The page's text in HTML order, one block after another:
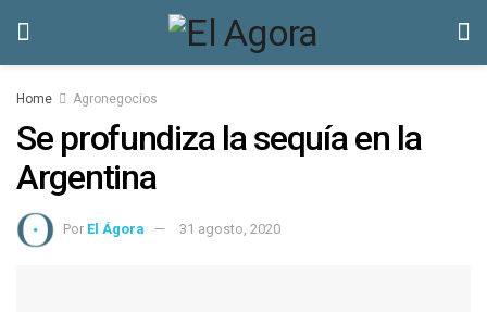
Home Agronegocios
Se profundiza la sequía en la
Argentina
Por El Ágora 31 agosto, 2020